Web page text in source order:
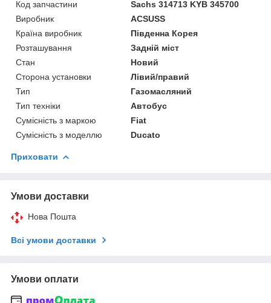
Код запчастини
Sachs 314713 KYB 345700
Виробник
ACSUSS
Країна виробник
Південна Корея
Розташування
Задній міст
Стан
Новий
Сторона установки
Лівий/правий
Тип
Газомасляний
Тип техніки
Автобус
Сумісність з маркою
Fiat
Сумісність з моделлю
Ducato
Приховати
Умови доставки
Нова Пошта
Всі умови доставки
Умови оплати